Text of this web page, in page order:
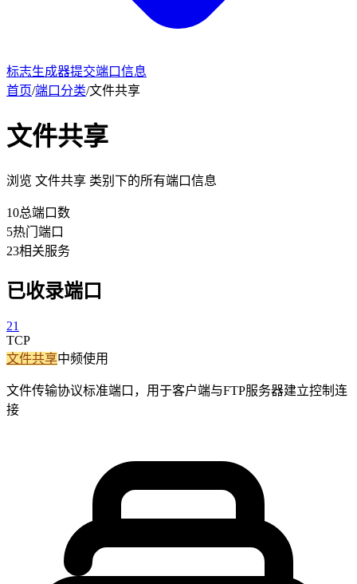
标志生成器提交端口信息
首页/端口分类/文件共享
文件共享
浏览 文件共享 类别下的所有端口信息
10总端口数
5热门端口
23相关服务
已收录端口
21
TCP
文件共享中频使用
文件传输协议标准端口，用于客户端与FTP服务器建立控制连
接